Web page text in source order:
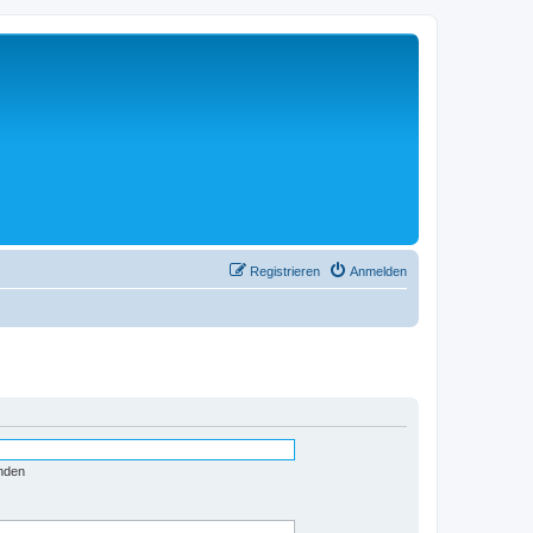
Anmelden
Registrieren